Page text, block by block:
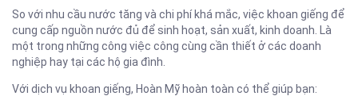
So với nhu cầu nước tăng và chi phí khá mắc, việc khoan giếng để
cung cấp nguồn nước đủ để sinh hoạt, sản xuất, kinh doanh. Là
một trong những công việc công cùng cần thiết ở các doanh
nghiệp hay tại các hộ gia đình.
Với dịch vụ khoan giếng, Hoàn Mỹ hoàn toàn có thể giúp bạn: